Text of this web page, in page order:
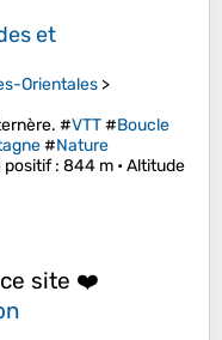
et
Orientales >
#VTT#Boucle
#Nature
positif: 844 m •Altitude
site ❤️